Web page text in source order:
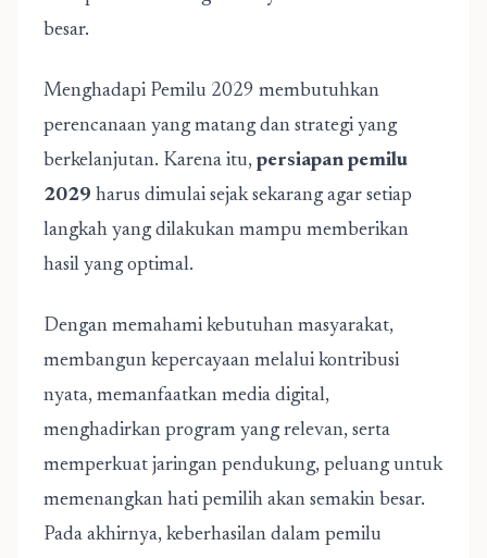
besar.
Menghadapi Pemilu 2029 membutuhkan
perencanaan yang matang dan strategi yang
berkelanjutan. Karena itu, persiapan pemilu
2029 harus dimulai sejak sekarang agar setiap
langkah yang dilakukan mampu memberikan
hasil yang optimal.
Dengan memahami kebutuhan masyarakat,
membangun kepercayaan melalui kontribusi
nyata, memanfaatkan media digital,
menghadirkan program yang relevan, serta
memperkuat jaringan pendukung, peluang untuk
memenangkan hati pemilih akan semakin besar.
Pada akhirnya, keberhasilan dalam pemilu